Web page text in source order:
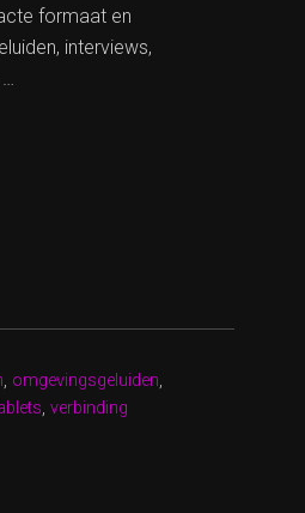
formaat en
interviews,
, omgevingsgeluiden,
, verbinding